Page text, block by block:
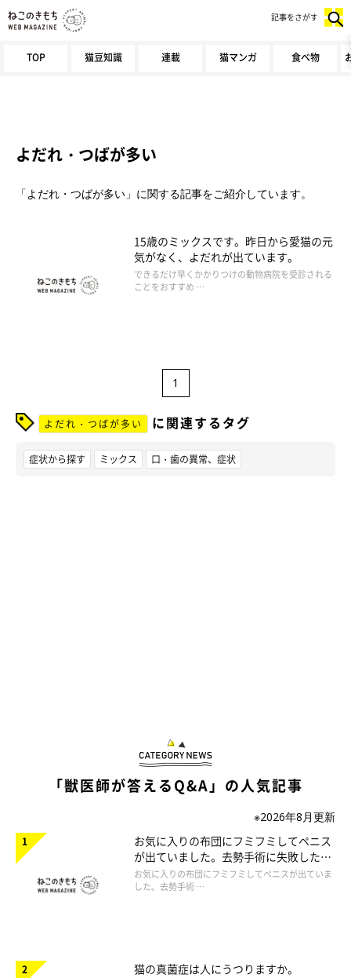
TOP 猫豆知識 連載 猫マンガ 食べ物
記事をさがす
よだれ・つばが多い
「よだれ・つばが多い」に関する記事をご紹介しています。
15歳のミックスです。昨日から愛猫の元
気がなく、よだれが出ています。
できるだけ早くかかりつけの動物病院を受診される
ことをおすすめ …
1
よだれ・つばが多い に関連するタグ
症状から探す ミックス 口・歯の異常、症状
「獣医師が答えるQ&A」の人気記事
※2026年8月更新
お気に入りの布団にフミフミしてペニス
が出ていました。去勢手術に失敗したの
でしょうか。
お気に入りの布団にフミフミしてペニスが出ていま
した。去勢手術 …
猫の真菌症は人にうつりますか。